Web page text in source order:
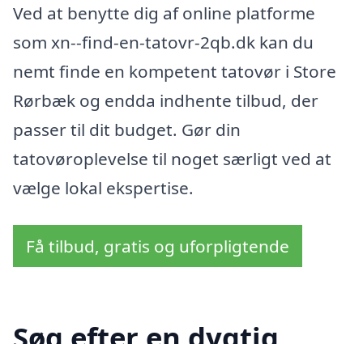
Ved at benytte dig af online platforme
som xn--find-en-tatovr-2qb.dk kan du
nemt finde en kompetent tatovør i Store
Rørbæk og endda indhente tilbud, der
passer til dit budget. Gør din
tatovøroplevelse til noget særligt ved at
vælge lokal ekspertise.
Få tilbud, gratis og uforpligtende